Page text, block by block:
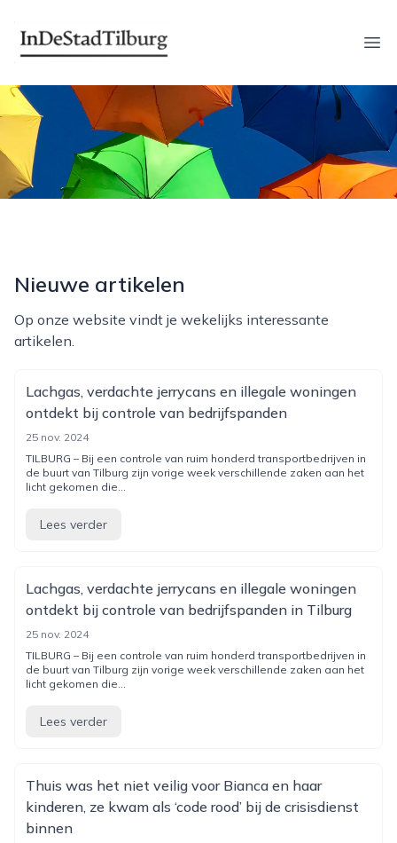
indestadtilburg.nl
Nieuwe artikelen
Op onze website vindt je wekelijks interessante
artikelen.
Lachgas, verdachte jerrycans en illegale woningen
ontdekt bij controle van bedrijfspanden
25 nov. 2024
TILBURG – Bij een controle van ruim honderd transportbedrijven in
de buurt van Tilburg zijn vorige week verschillende zaken aan het
licht gekomen die...
Lees verder
Lachgas, verdachte jerrycans en illegale woningen
ontdekt bij controle van bedrijfspanden in Tilburg
25 nov. 2024
TILBURG – Bij een controle van ruim honderd transportbedrijven in
de buurt van Tilburg zijn vorige week verschillende zaken aan het
licht gekomen die...
Lees verder
Thuis was het niet veilig voor Bianca en haar
kinderen, ze kwam als ‘code rood’ bij de crisisdienst
binnen